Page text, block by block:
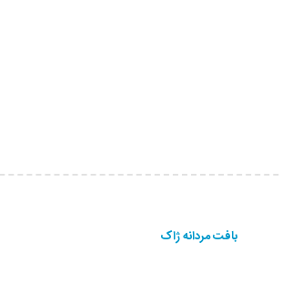
بافت مردانه ژاک